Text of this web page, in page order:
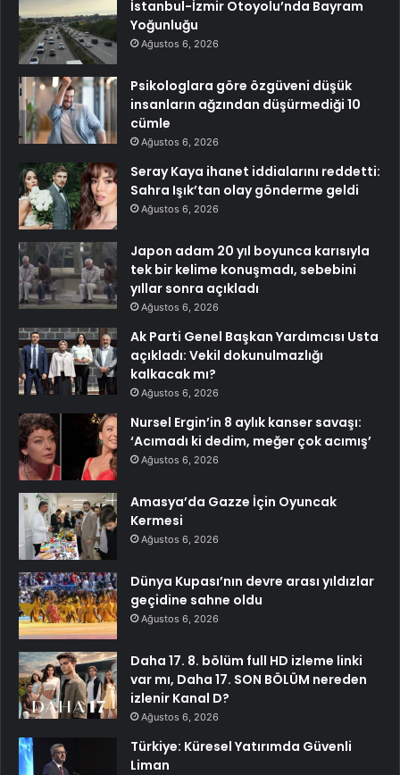
İstanbul-İzmir Otoyolu’nda Bayram
Yoğunluğu
Ağustos 6, 2026
Psikologlara göre özgüveni düşük
insanların ağzından düşürmediği 10
cümle
Ağustos 6, 2026
Seray Kaya ihanet iddialarını reddetti:
Sahra Işık’tan olay gönderme geldi
Ağustos 6, 2026
Japon adam 20 yıl boyunca karısıyla
tek bir kelime konuşmadı, sebebini
yıllar sonra açıkladı
Ağustos 6, 2026
Ak Parti Genel Başkan Yardımcısı Usta
açıkladı: Vekil dokunulmazlığı
kalkacak mı?
Ağustos 6, 2026
Nursel Ergin’in 8 aylık kanser savaşı:
‘Acımadı ki dedim, meğer çok acımış’
Ağustos 6, 2026
Amasya’da Gazze İçin Oyuncak
Kermesi
Ağustos 6, 2026
Dünya Kupası’nın devre arası yıldızlar
geçidine sahne oldu
Ağustos 6, 2026
Daha 17. 8. bölüm full HD izleme linki
var mı, Daha 17. SON BÖLÜM nereden
izlenir Kanal D?
Ağustos 6, 2026
Türkiye: Küresel Yatırımda Güvenli
Liman